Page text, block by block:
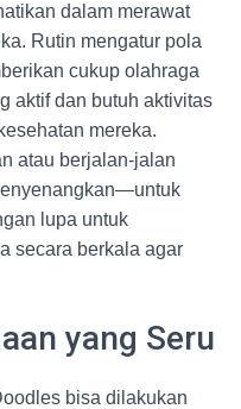
dalam merawat
Rutin mengatur pola
cukup olahraga
aktif dan butuh aktivitas
mereka.
atau berjalan-jalan
lupa untuk
secara berkala agar
yang Seru
bisa dilakukan